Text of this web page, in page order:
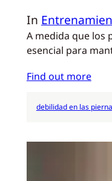
In
A medida que los
esencial para
Find out more
debilidad en las